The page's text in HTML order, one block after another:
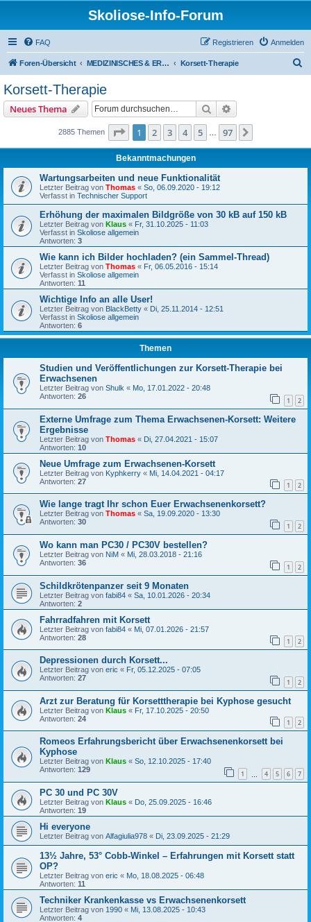
Skoliose-Info-Forum
FAQ Anmelden
Registrieren
Foren-Übersicht MEDIZINISCHES & ERFAHRUNGSAUSTAUSCH über Skoliose und Hyperkyphose Korsett-Therapie
Korsett-Therapie
Neues Thema Suche
2885 Themen Seite 1von 97
1 2 3 4 5 97
Bekanntmachungen
Wartungsarbeiten und neue Funktionalität
Letzter Beitrag von Thomas « So, 06.09.2020 - 19:12
Verfasst in Technischer Support
Erhöhung der maximalen Bildgröße von 30 kB auf 150 kB
Letzter Beitrag von Klaus « Fr, 31.10.2025 - 11:03
Verfasst in Skoliose allgemein
Antworten: 3
Wie kann ich Bilder hochladen? (ein Sammel-Thread)
Letzter Beitrag von Thomas « Fr, 06.05.2016 - 15:14
Verfasst in Skoliose allgemein
Antworten: 11
Wichtige Info an alle User!
Letzter Beitrag von BlackBetty « Di, 25.11.2014 - 12:51
Verfasst in Skoliose allgemein
Antworten: 6
Themen
Studien und Veröffentlichungen zur Korsett-Therapie bei
Erwachsenen
Letzter Beitrag von Shulk « Mo, 17.01.2022 - 20:48
Antworten: 26 1 2
Externe Umfrage zum Thema Erwachsenen-Korsett: Weitere
Ergebnisse
Letzter Beitrag von Thomas « Di, 27.04.2021 - 15:07
Antworten: 10
Neue Umfrage zum Erwachsenen-Korsett
Letzter Beitrag von Kyphkerry « Mi, 14.04.2021 - 04:17
Antworten: 27 1 2
Wie lange tragt Ihr schon Euer Erwachsenenkorsett?
Letzter Beitrag von Thomas « Sa, 19.09.2020 - 13:30
Antworten: 30 1 2
Wo kann man PC30 / PC30V bestellen?
Letzter Beitrag von NiM « Mi, 28.03.2018 - 21:16
Antworten: 36 1 2
Schildkrötenpanzer seit 9 Monaten
Letzter Beitrag von fabi84 « Sa, 10.01.2026 - 20:34
Antworten: 2
Fahrradfahren mit Korsett
Letzter Beitrag von fabi84 « Mi, 07.01.2026 - 21:57
Antworten: 28 1 2
Depressionen durch Korsett...
Letzter Beitrag von eric « Fr, 05.12.2025 - 07:05
Antworten: 27 1 2
Arzt zur Beratung für Korsetttherapie bei Kyphose gesucht
Letzter Beitrag von Klaus « Fr, 17.10.2025 - 20:50
Antworten: 24 1 2
Romeos Erfahrungsbericht über Erwachsenenkorsett bei
Kyphose
Letzter Beitrag von Klaus « So, 12.10.2025 - 17:40
Antworten: 129 1 4 5 6 7
PC 30 und PC 30V
Letzter Beitrag von Klaus « Do, 25.09.2025 - 16:46
Antworten: 19
Hi everyone
Letzter Beitrag von Alfagiulia978 « Di, 23.09.2025 - 21:29
13½ Jahre, 53° Cobb-Winkel – Erfahrungen mit Korsett statt
OP?
Letzter Beitrag von eric « Mo, 18.08.2025 - 06:48
Antworten: 11
Techniker Krankenkasse vs Erwachsenenkorsett
Letzter Beitrag von 1990 « Mi, 13.08.2025 - 10:43
Antworten: 4